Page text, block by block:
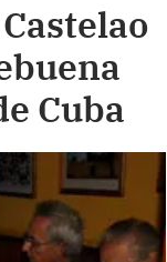
Cuba